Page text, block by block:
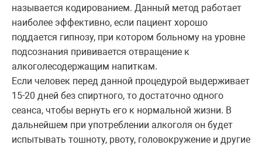
называется кодированием. Данный метод работает
наиболее эффективно, если пациент хорошо
поддается гипнозу, при котором больному на уровне
подсознания прививается отвращение к
алкоголесодержащим напиткам.
Если человек перед данной процедурой выдерживает
15-20 дней без спиртного, то достаточно одного
сеанса, чтобы вернуть его к нормальной жизни. В
дальнейшем при употреблении алкоголя он будет
испытывать тошноту, рвоту, головокружение и другие